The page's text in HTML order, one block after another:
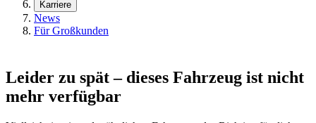
Karriere
News
Für Großkunden
Leider zu spät – dieses Fahrzeug ist nicht
mehr verfügbar